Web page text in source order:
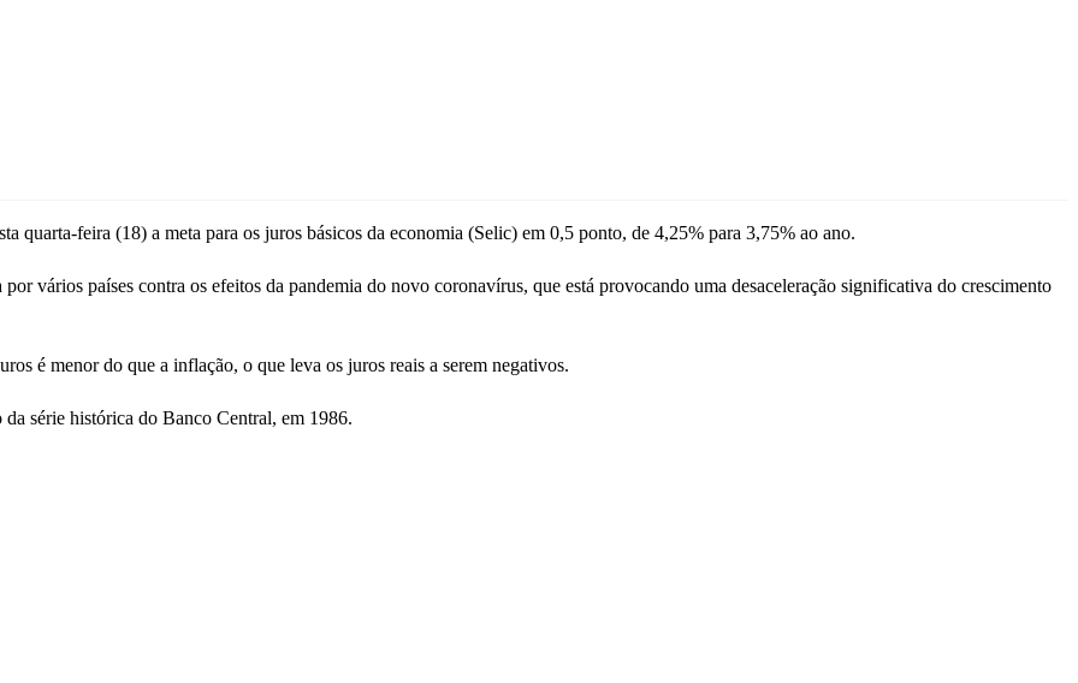
feira (18) a meta para os juros básicos da economia (Selic) em 0,5 ponto, de 4,25% para 3,75% ao ano.
vários países contra os efeitos da pandemia do novo coronavírus, que está provocando uma desaceleração significativa do crescimento
é menor do que a inflação, o que leva os juros reais a serem negativos.
série histórica do Banco Central, em 1986.